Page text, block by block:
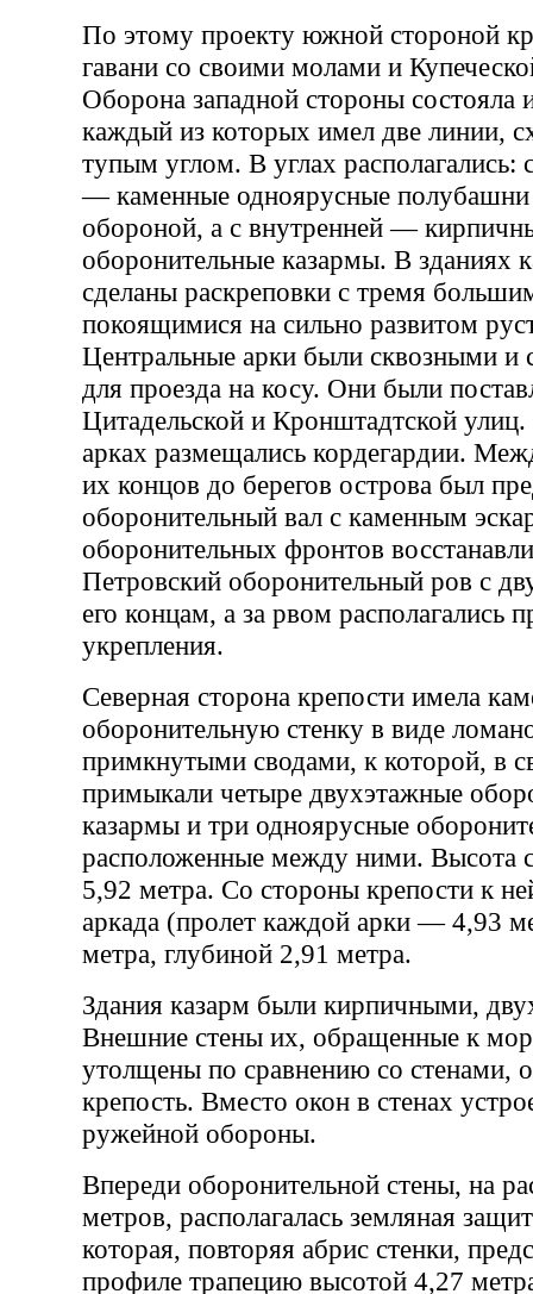
По этому проекту южной стороной
гавани со своими молами и
Оборона западной стороны состояла
каждый из которых имел две линии,
тупым углом. В углах
— каменные одноярусные
обороной, а с внутренней —
оборонительные казармы. В зданиях
сделаны раскреповки с тремя
покоящимися на сильно развитом
Центральные арки были сквозными и
для проезда на косу. Они были
Цитадельской и Кронштадтской
арках размещались кордегардии.
их концов до берегов острова был
оборонительный вал с каменным
оборонительных фронтов
Петровский оборонительный ров с
его концам, а за рвом располагались
укрепления.
Северная сторона крепости имела
оборонительную стенку в виде
примкнутыми сводами, к которой, в
примыкали четыре двухэтажные
казармы и три одноярусные
расположенные между ними. Высота
5,92 метра. Со стороны крепости к
аркада (пролет каждой арки — 4,93
метра, глубиной 2,91 метра.
Здания казарм были кирпичными,
Внешние стены их, обращенные к
утолщены по сравнению со стенами,
крепость. Вместо окон в стенах
ружейной обороны.
Впереди оборонительной стены, на
метров, располагалась земляная
которая, повторяя абрис стенки,
профиле трапецию высотой 4,27